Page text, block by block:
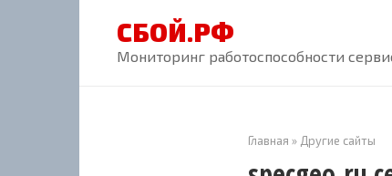
СБОЙ.РФ
Мониторинг работоспособности
Главная » Другие сайты